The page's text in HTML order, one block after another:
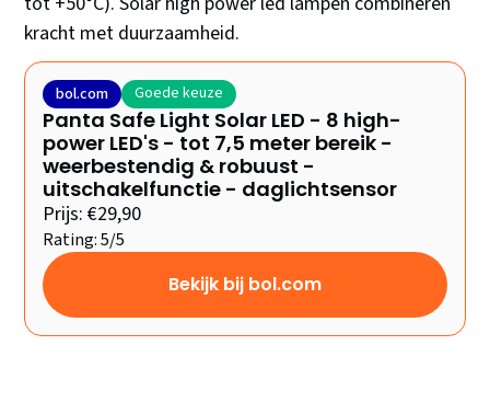
kracht met duurzaamheid.
bol.com Goede keuze
Panta Safe Light Solar LED - 8 high-
power LED's - tot 7,5 meter bereik -
weerbestendig & robuust -
uitschakelfunctie - daglichtsensor
Prijs: €29,90
Rating: 5/5
Bekijk bij bol.com